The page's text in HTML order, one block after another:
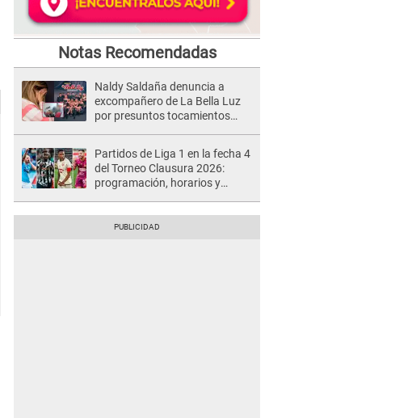
Notas Recomendadas
Naldy Saldaña denuncia a
excompañero de La Bella Luz
por presuntos tocamientos
Partidos de Liga 1 en la fecha 4
del Torneo Clausura 2026:
programación, horarios y